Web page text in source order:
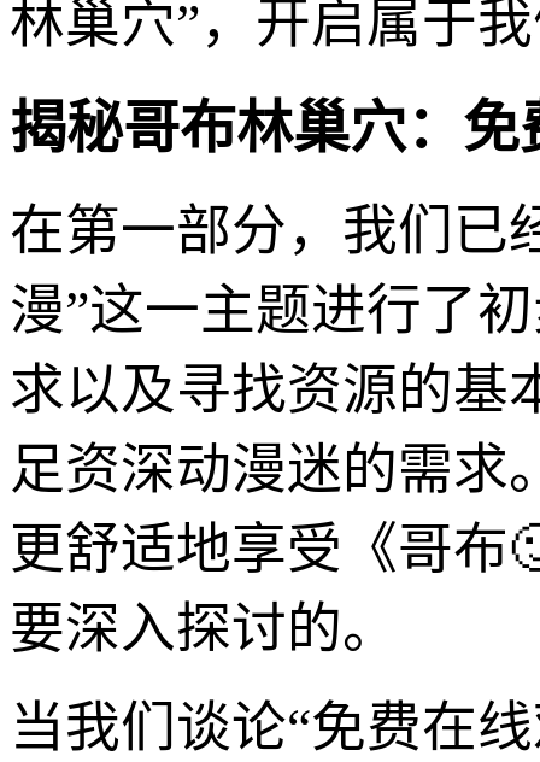
林巢穴”，开启属于
揭秘哥布林巢穴：
在第一部分，我们已
漫”这一主题进行了
求以及寻找资源的基
足资深动漫迷的需求
更舒适地享受《哥布
要深入探讨的。
当我们谈论“免费在